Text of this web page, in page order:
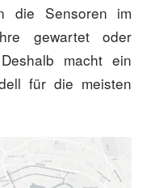
die Sensoren im
gewartet oder
macht ein
für die meisten